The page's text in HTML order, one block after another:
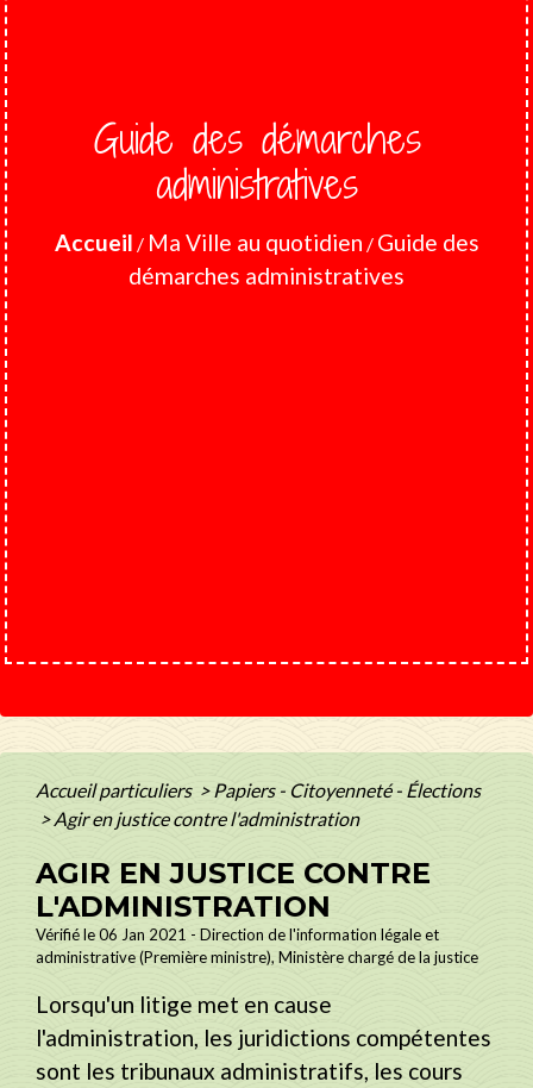
Guide des démarches
administratives
Accueil / Ma Ville au quotidien / Guide des
démarches administratives
Accueil particuliers > Papiers - Citoyenneté - Élections
> Agir en justice contre l'administration
AGIR EN JUSTICE CONTRE
L'ADMINISTRATION
Vérifié le 06 Jan 2021 - Direction de l'information légale et
administrative (Première ministre), Ministère chargé de la justice
Lorsqu'un litige met en cause
l'administration, les juridictions compétentes
sont les tribunaux administratifs, les cours